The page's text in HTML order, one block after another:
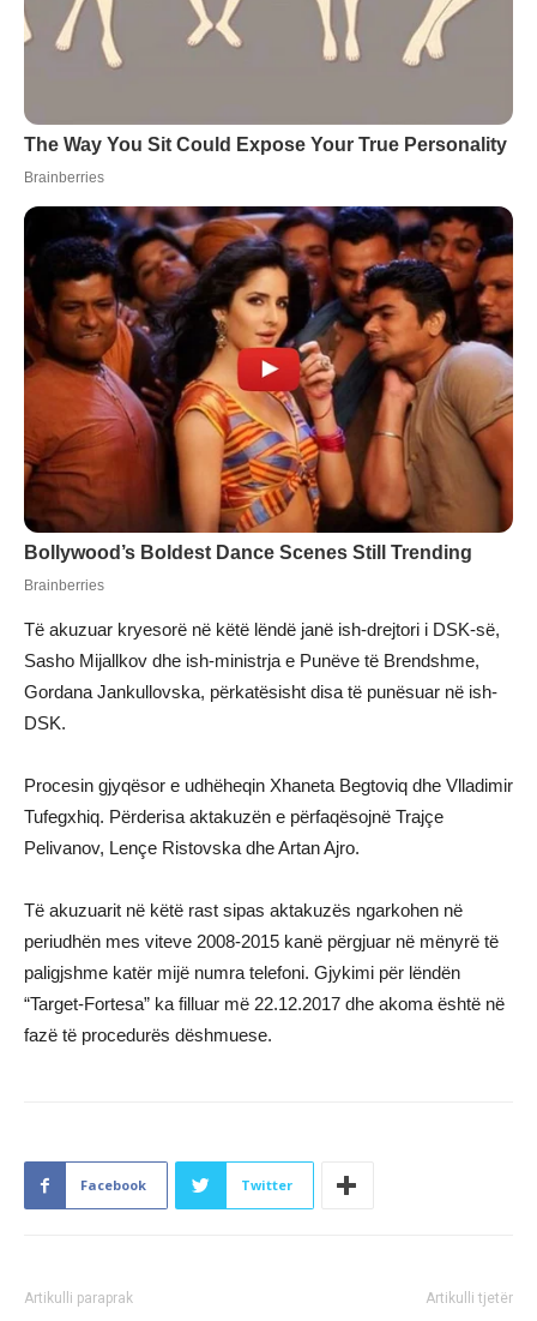
Të akuzuar kryesorë në këtë lëndë janë ish-drejtori i DSK-së,
Sasho Mijallkov dhe ish-ministrja e Punëve të Brendshme,
Gordana Jankullovska, përkatësisht disa të punësuar në ish-
DSK.
Procesin gjyqësor e udhëheqin Xhaneta Begtoviq dhe Vlladimir
Tufegxhiq. Përderisa aktakuzën e përfaqësojnë Trajçe
Pelivanov, Lençe Ristovska dhe Artan Ajro.
Të akuzuarit në këtë rast sipas aktakuzës ngarkohen në
periudhën mes viteve 2008-2015 kanë përgjuar në mënyrë të
paligjshme katër mijë numra telefoni. Gjykimi për lëndën
“Target-Fortesa” ka filluar më 22.12.2017 dhe akoma është në
fazë të procedurës dëshmuese.
Facebook Twitter
Artikulli paraprak Artikulli tjetër